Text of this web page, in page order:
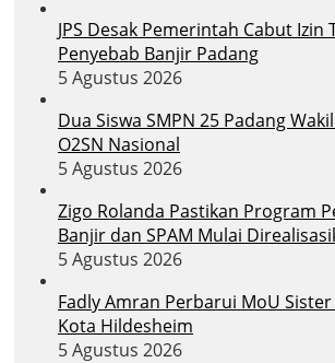
JPS Desak Pemerintah Cabut Izin
Penyebab Banjir Padang
5 Agustus 2026
Dua Siswa SMPN 25 Padang
O2SN Nasional
5 Agustus 2026
Zigo Rolanda Pastikan Program
Banjir dan SPAM Mulai
5 Agustus 2026
Fadly Amran Perbarui MoU
Kota Hildesheim
5 Agustus 2026